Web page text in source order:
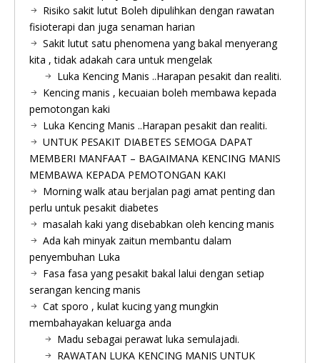
Risiko sakit lutut Boleh dipulihkan dengan rawatan
fisioterapi dan juga senaman harian
Sakit lutut satu phenomena yang bakal menyerang
kita , tidak adakah cara untuk mengelak
Luka Kencing Manis ..Harapan pesakit dan realiti.
Kencing manis , kecuaian boleh membawa kepada
pemotongan kaki
Luka Kencing Manis ..Harapan pesakit dan realiti.
UNTUK PESAKIT DIABETES SEMOGA DAPAT
MEMBERI MANFAAT – BAGAIMANA KENCING MANIS
MEMBAWA KEPADA PEMOTONGAN KAKI
Morning walk atau berjalan pagi amat penting dan
perlu untuk pesakit diabetes
masalah kaki yang disebabkan oleh kencing manis
Ada kah minyak zaitun membantu dalam
penyembuhan Luka
Fasa fasa yang pesakit bakal lalui dengan setiap
serangan kencing manis
Cat sporo , kulat kucing yang mungkin
membahayakan keluarga anda
Madu sebagai perawat luka semulajadi.
RAWATAN LUKA KENCING MANIS UNTUK